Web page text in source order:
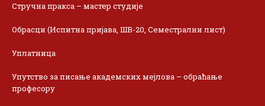
Стручна пракса – мастер студије
Обрасци (Испитна пријава, ШВ-20, Семестрални лист)
Уплатница
Упутство за писање академских мејлова – обраћање
професору